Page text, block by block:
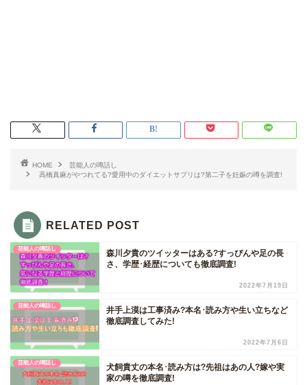
HOME
芸能人の噂話し
高橋真麻がやつれてる?愛用中のダイエットサプリは?第二子を妊娠の噂を調査!
RELATED POST
芸能人の噂話し
森川夕貴のツイッターはある?すっぴんや足の長
さ、学歴･経歴についても徹底調査!
2022年7月19日
芸能人の噂話し
井手上漠は工事済み?本名･読み方や生い立ちなど
徹底調査してみた!
2022年7月6日
芸能人の噂話し
犬飼貴丈の本名･読み方は?先祖はあの人?嫁や実
家の噂を徹底調査!